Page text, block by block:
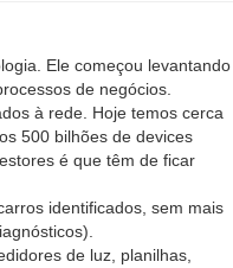
Ele começou levantando
de negócios.
à rede. Hoje temos cerca
500 bilhões de devices
é que têm de ficar
identificados, sem mais
de luz, planilhas,